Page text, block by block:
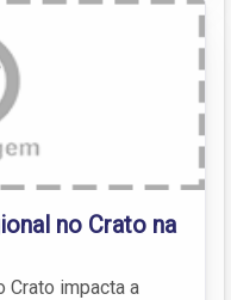
no Crato na
Crato impacta a